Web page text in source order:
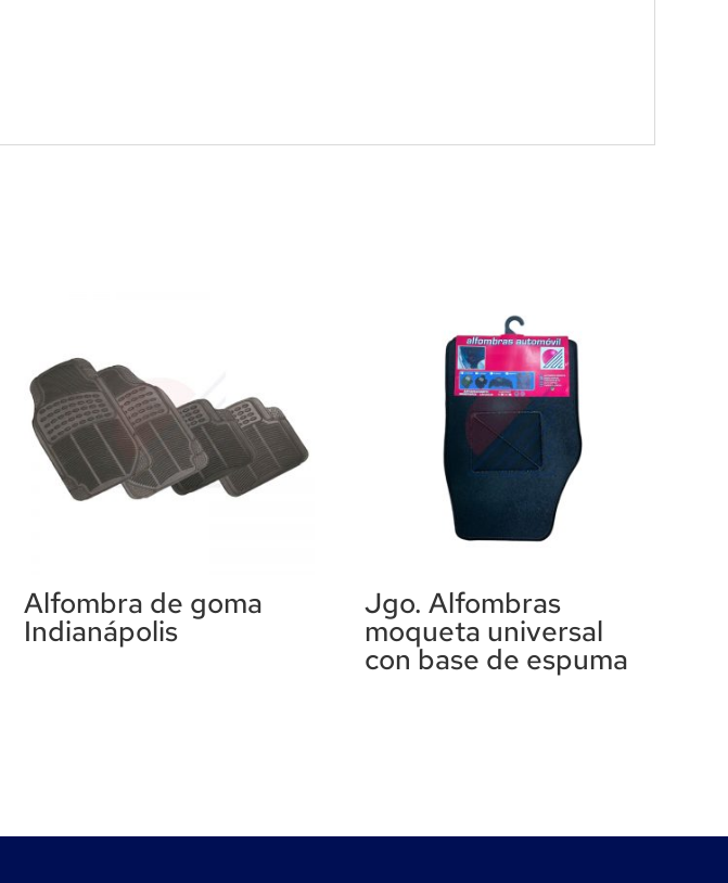
Alfombra de goma
Indianápolis
Jgo. Alfombras
moqueta universal
con base de espuma